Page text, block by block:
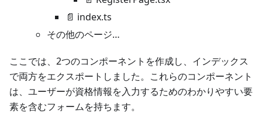
📄 index.ts
その他のページ…
ここでは、2つのコンポーネントを作成し、インデックス
で両方をエクスポートしました。これらのコンポーネント
は、ユーザーが資格情報を入力するためのわかりやすい要
素を含むフォームを持ちます。